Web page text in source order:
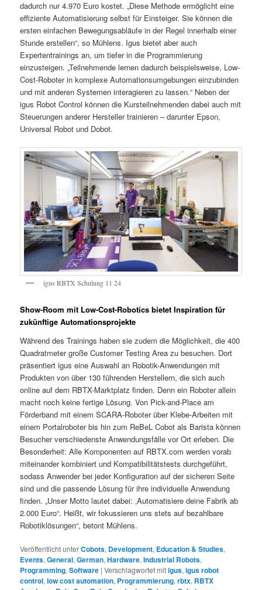
dadurch nur 4.970 Euro kostet. „Diese Methode ermöglicht eine
effiziente Automatisierung selbst für Einsteiger. Sie können die
ersten einfachen Bewegungsabläufe in der Regel innerhalb einer
Stunde erstellen“, so Mühlens. Igus bietet aber auch
Expertentrainings an, um tiefer in die Programmierung
einzusteigen. „Teilnehmende lernen dadurch beispielsweise, Low-
Cost-Roboter in komplexe Automationsumgebungen einzubinden
und mit anderen Systemen interagieren zu lassen.“ Neben der
igus Robot Control können die Kursteilnehmenden dabei auch mit
Steuerungen anderer Hersteller trainieren – darunter Epson,
Universal Robot und Dobot.
igus RBTX Schulung 11 24
Show-Room mit Low-Cost-Robotics bietet Inspiration für
zukünftige Automationsprojekte
Während des Trainings haben sie zudem die Möglichkeit, die 400
Quadratmeter große Customer Testing Area zu besuchen. Dort
präsentiert igus eine Auswahl an Robotik-Anwendungen mit
Produkten von über 130 führenden Herstellern, die sich auch
online auf dem RBTX-Marktplatz finden. Denn ein Roboter allein
macht noch keine fertige Lösung. Von Pick-and-Place am
Förderband mit einem SCARA-Roboter über Klebe-Arbeiten mit
einem Portalroboter bis hin zum ReBeL Cobot als Barista können
Besucher verschiedenste Anwendungsfälle vor Ort erleben. Die
Besonderheit: Alle Komponenten auf RBTX.com werden vorab
miteinander kombiniert und Kompatibilitätstests durchgeführt,
sodass Anwender bei jeder Konfiguration auf der sicheren Seite
sind und die passende Lösung für ihre individuelle Anwendung
finden. „Unser Motto lautet dabei: ‚Automatisiere deine Fabrik ab
2.000 Euro“. Heißt, wir fokussieren uns stets auf bezahlbare
Robotiklösungen“, betont Mühlens.
Veröffentlicht unterCobots, Development, Education & Studies,
Events,General,German,Hardware,Industrial Robots,
Programming,Software |Verschlagwortet mitigus,igus robot
control,low cost automation, Programmierung,rbtx, RBTX